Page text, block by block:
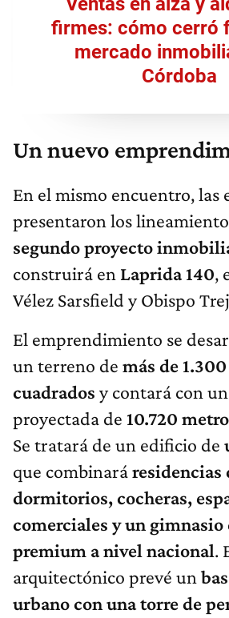
firmes: cómo cerró
mercado
Córdoba
Un nuevo
En el mismo encuentro, las
presentaron los
segundo proyecto
construirá en Laprida 140,
Vélez Sarsfield y Obispo
El emprendimiento se
un terreno de más de
cuadrados y contará con
proyectada de 10.720
Se tratará de un edificio de
que combinaráresidencias
dormitorios, cocheras,
comerciales y un gimnasio
premium a nivel nacional.
arquitectónico prevé un
urbano con una torre de